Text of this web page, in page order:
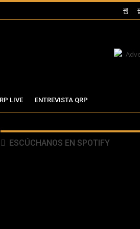
LIVE ENTREVISTA QRP
ESCÚCHANOS EN SPOTIFY